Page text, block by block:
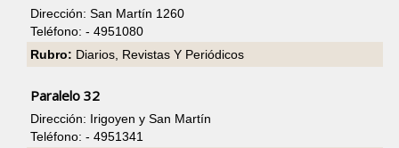
Dirección: San Martín 1260
Teléfono: - 4951080
Rubro: Diarios, Revistas Y Periódicos
Paralelo 32
Dirección: Irigoyen y San Martín
Teléfono: - 4951341